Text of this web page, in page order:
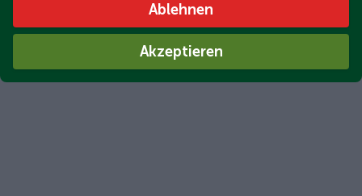
Ablehnen
Akzeptieren